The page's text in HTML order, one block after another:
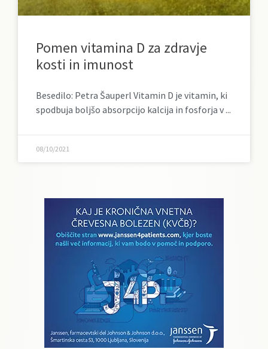
Pomen vitamina D za zdravje
kosti in imunost
Besedilo: Petra Šauperl Vitamin D je vitamin, ki
spodbuja boljšo absorpcijo kalcija in fosforja v
08/10/2021